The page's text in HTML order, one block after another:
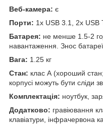
Веб-камера: є
Порти: 1x USB 3.1, 2x USB
Батарея: не менше 1.5-2
навантаження. Знос
Вага: 1.25 кг
Стан: клас А (хороший
корпусі можуть бути сліди
Комплектація: ноутбук,
Додатково: гравіювання
клавіатури, інфрачервона